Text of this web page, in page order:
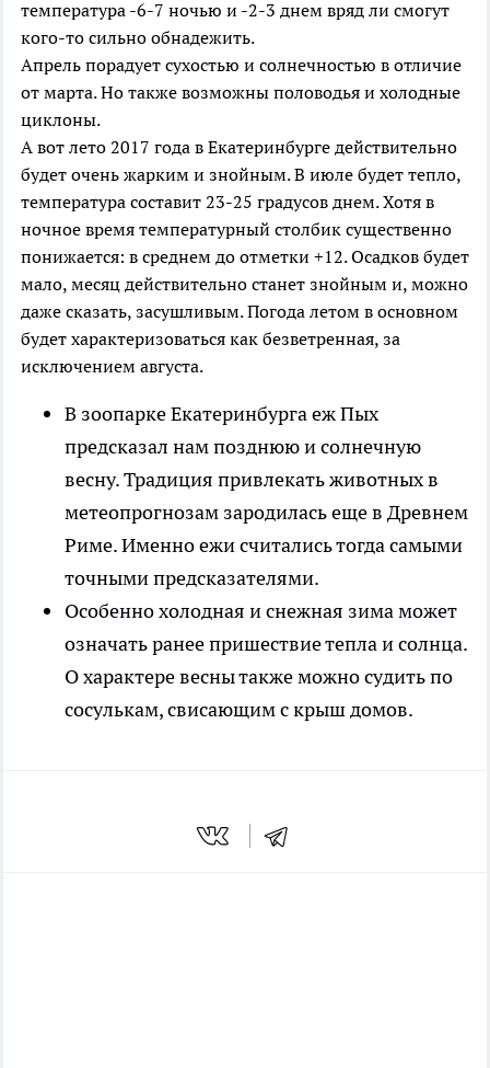
температура -6-7 ночью и -2-3 днем вряд ли смогут
кого-то сильно обнадежить.
Апрель порадует сухостью и солнечностью в отличие
от марта. Но также возможны половодья и холодные
циклоны.
А вот лето 2017 года в Екатеринбурге действительно
будет очень жарким и знойным. В июле будет тепло,
температура составит 23-25 градусов днем. Хотя в
ночное время температурный столбик существенно
понижается: в среднем до отметки +12. Осадков будет
мало, месяц действительно станет знойным и, можно
даже сказать, засушливым. Погода летом в основном
будет характеризоваться как безветренная, за
исключением августа.
В зоопарке Екатеринбурга еж Пых
предсказал нам позднюю и солнечную
весну. Традиция привлекать животных в
метеопрогнозам зародилась еще в Древнем
Риме. Именно ежи считались тогда самыми
точными предсказателями.
Особенно холодная и снежная зима может
означать ранее пришествие тепла и солнца.
О характере весны также можно судить по
сосулькам, свисающим с крыш домов.